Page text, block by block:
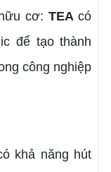
cơ: TEAcó
để tạo thành
công nghiệp
khả năng hút